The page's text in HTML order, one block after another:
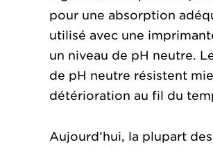
pour une absorption
utilisé avec une
un niveau de pH neutre.
de pH neutre résistent
détérioration au fil du
Aujourd’hui, la plupart